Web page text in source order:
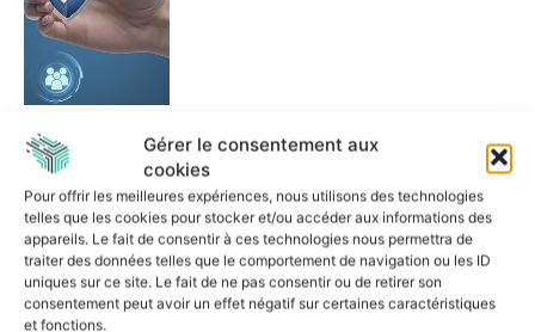
Gérer le consentement aux
cookies
Pour offrir les meilleures expériences, nous utilisons des technologies
telles que les cookies pour stocker et/ou accéder aux informations des
appareils. Le fait de consentir à ces technologies nous permettra de
traiter des données telles que le comportement de navigation ou les ID
uniques sur ce site. Le fait de ne pas consentir ou de retirer son
consentement peut avoir un effet négatif sur certaines caractéristiques
et fonctions.
Kissgroup accélère dans le
Cloud et les télécoms avec son
réseau de partenaires
23 juin 2026